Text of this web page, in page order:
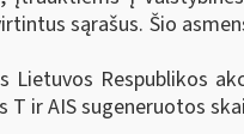
sąrašus. Šio
Respublikos
T ir AIS sugeneruotos